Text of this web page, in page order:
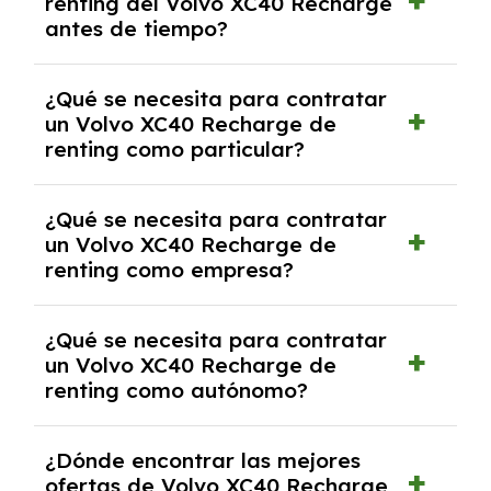
salvo en casos que lo exija el proveedor
debido al resultado del estudio de viabilidad
económica.
antes de tiempo?
pero puede haber penalizaciones por
cancelación anticipada. Es importante revisar
las condiciones del contrato y hablar con un
experto que te asesore.
¿Qué se necesita para contratar
un Volvo XC40 Recharge de
renting como particular?
y, en algunos casos, una consulta de solvencia
crediticia y un pago inicial.
¿Qué se necesita para contratar
un Volvo XC40 Recharge de
renting como empresa?
documentación financiera y, en algunos
casos, un informe de solvencia de la empresa
y un pago inicial.
¿Qué se necesita para contratar
un Volvo XC40 Recharge de
renting como autónomo?
autónomos, justificante de ingresos y, en
¿Dónde encontrar las mejores
ofertas de Volvo XC40 Recharge